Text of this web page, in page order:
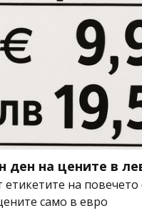
ден на цените в
етикетите на
само в евро